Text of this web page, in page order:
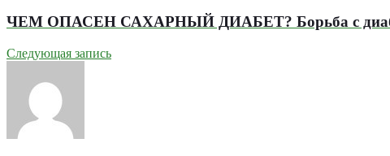
ЧЕМ ОПАСЕН САХАРНЫЙ ДИАБЕТ? Борьба с
Следующая запись